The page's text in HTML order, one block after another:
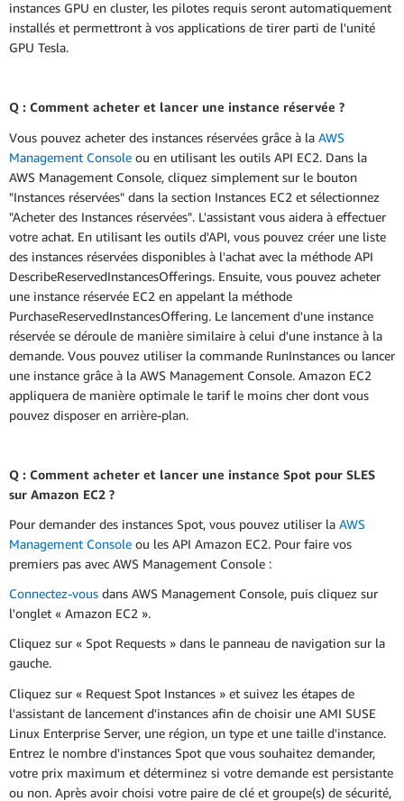
instances GPU en cluster, les pilotes requis seront automatiquement
installés et permettront à vos applications de tirer parti de l'unité
GPU Tesla.
Q : Comment acheter et lancer une instance réservée ?
Vous pouvez acheter des instances réservées grâce à la AWS
Management Console ou en utilisant les outils API EC2. Dans la
AWS Management Console, cliquez simplement sur le bouton
"Instances réservées" dans la section Instances EC2 et sélectionnez
"Acheter des Instances réservées". L'assistant vous aidera à effectuer
votre achat. En utilisant les outils d'API, vous pouvez créer une liste
des instances réservées disponibles à l'achat avec la méthode API
DescribeReservedInstancesOfferings. Ensuite, vous pouvez acheter
une instance réservée EC2 en appelant la méthode
PurchaseReservedInstancesOffering. Le lancement d'une instance
réservée se déroule de manière similaire à celui d'une instance à la
demande. Vous pouvez utiliser la commande RunInstances ou lancer
une instance grâce à la AWS Management Console. Amazon EC2
appliquera de manière optimale le tarif le moins cher dont vous
pouvez disposer en arrière-plan.
Q : Comment acheter et lancer une instance Spot pour SLES
sur Amazon EC2 ?
Pour demander des instances Spot, vous pouvez utiliser la AWS
Management Console ou les API Amazon EC2. Pour faire vos
premiers pas avec AWS Management Console :
Connectez-vous dans AWS Management Console, puis cliquez sur
l'onglet « Amazon EC2 ».
Cliquez sur « Spot Requests » dans le panneau de navigation sur la
gauche.
Cliquez sur « Request Spot Instances » et suivez les étapes de
l'assistant de lancement d'instances afin de choisir une AMI SUSE
Linux Enterprise Server, une région, un type et une taille d'instance.
Entrez le nombre d'instances Spot que vous souhaitez demander,
votre prix maximum et déterminez si votre demande est persistante
ou non. Après avoir choisi votre paire de clé et groupe(s) de sécurité,